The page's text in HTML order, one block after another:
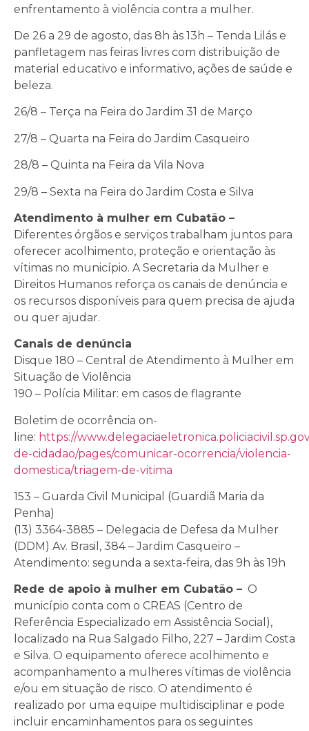
enfrentamento à violência contra a mulher.
De 26 a 29 de agosto, das 8h às 13h – Tenda Lilás e
panfletagem nas feiras livres com distribuição de
material educativo e informativo, ações de saúde e
beleza.
26/8 – Terça na Feira do Jardim 31 de Março
27/8 – Quarta na Feira do Jardim Casqueiro
28/8 – Quinta na Feira da Vila Nova
29/8 – Sexta na Feira do Jardim Costa e Silva
Atendimento à mulher em Cubatão –
Diferentes órgãos e serviços trabalham juntos para
oferecer acolhimento, proteção e orientação às
vítimas no município. A Secretaria da Mulher e
Direitos Humanos reforça os canais de denúncia e
os recursos disponíveis para quem precisa de ajuda
ou quer ajudar.
Canais de denúncia
Disque 180 – Central de Atendimento à Mulher em
Situação de Violência
190 – Polícia Militar: em casos de flagrante
Boletim de ocorrência on-
line: https://
de-cidadao/pages/comunicar-ocorrencia/violencia-
domestica/triagem-de-vitima
153 – Guarda Civil Municipal (Guardiã Maria da
Penha)
(13) 3364-3885 – Delegacia de Defesa da Mulher
(DDM) Av. Brasil, 384 – Jardim Casqueiro –
Atendimento: segunda a sexta-feira, das 9h às 19h
Rede de apoio à mulher em Cubatão – O
município conta com o CREAS (Centro de
Referência Especializado em Assistência Social),
localizado na Rua Salgado Filho, 227 – Jardim Costa
e Silva. O equipamento oferece acolhimento e
acompanhamento a mulheres vítimas de violência
e/ou em situação de risco. O atendimento é
realizado por uma equipe multidisciplinar e pode
incluir encaminhamentos para os seguintes